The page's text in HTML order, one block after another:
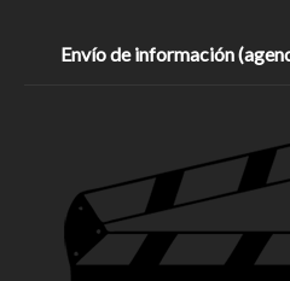
Envío de información